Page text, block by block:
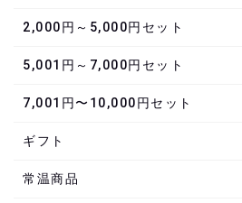
2,000円～5,000円セット
5,001円～7,000円セット
7,001円〜10,000円セット
ギフト
常温商品